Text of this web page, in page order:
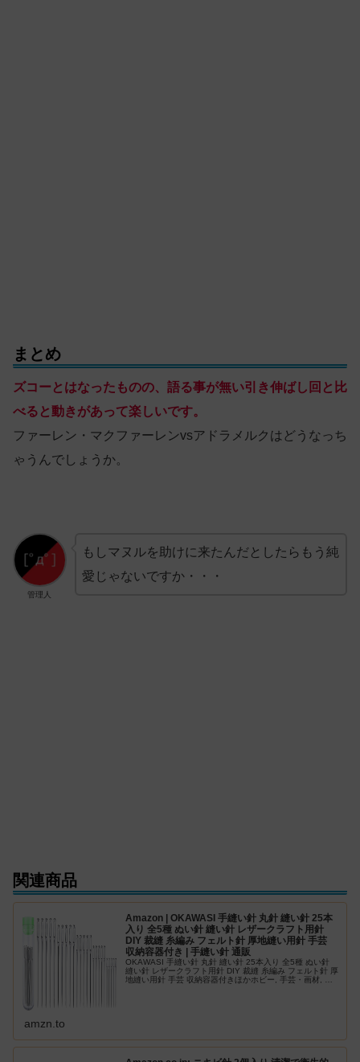
まとめ
ズコーとはなったものの、語る事が無い引き伸ばし回と比
べると動きがあって楽しいです。
ファーレン・マクファーレンvsアドラメルクはどうなっち
ゃうんでしょうか。
管理人
もしマヌルを助けに来たんだとしたらもう純
愛じゃないですか・・・
関連商品
Amazon | OKAWASI 手縫い針 丸針 縫い針 25本
入り 全5種 ぬい針 縫い針 レザークラフト用針
DIY 裁縫 糸編み フェルト針 厚地縫い用針 手芸
収納容器付き | 手縫い針 通販
OKAWASI 手縫い針 丸針 縫い針 25本入り 全5種 ぬい針
縫い針 レザークラフト用針 DIY 裁縫 糸編み フェルト針 厚
地縫い用針 手芸 収納容器付きほかホビー, 手芸・画材, 裁
amzn.to